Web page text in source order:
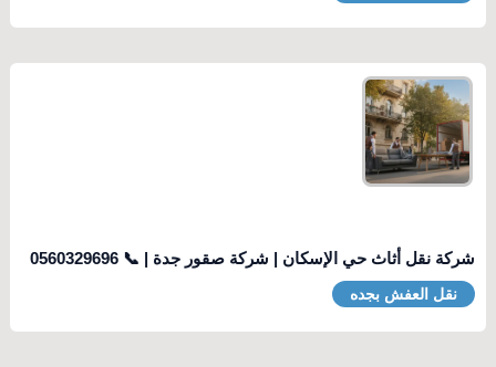
شركة نقل أثاث حي الإسكان | شركة صقور جدة | 📞 0560329696
نقل العفش بجده